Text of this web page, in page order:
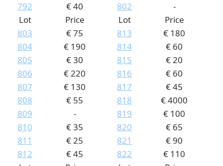
792
€ 40
802
-
Lot
Price
803
€ 75
804
€ 190
805
€ 30
806
€ 220
807
€ 130
808
€ 55
809
-
810
€ 35
811
€ 25
812
€ 45
Lot
Price
813
€ 180
814
€ 60
815
€ 20
816
€ 60
817
€ 45
818
€ 4000
819
€ 100
820
€ 65
821
€ 90
822
€ 110